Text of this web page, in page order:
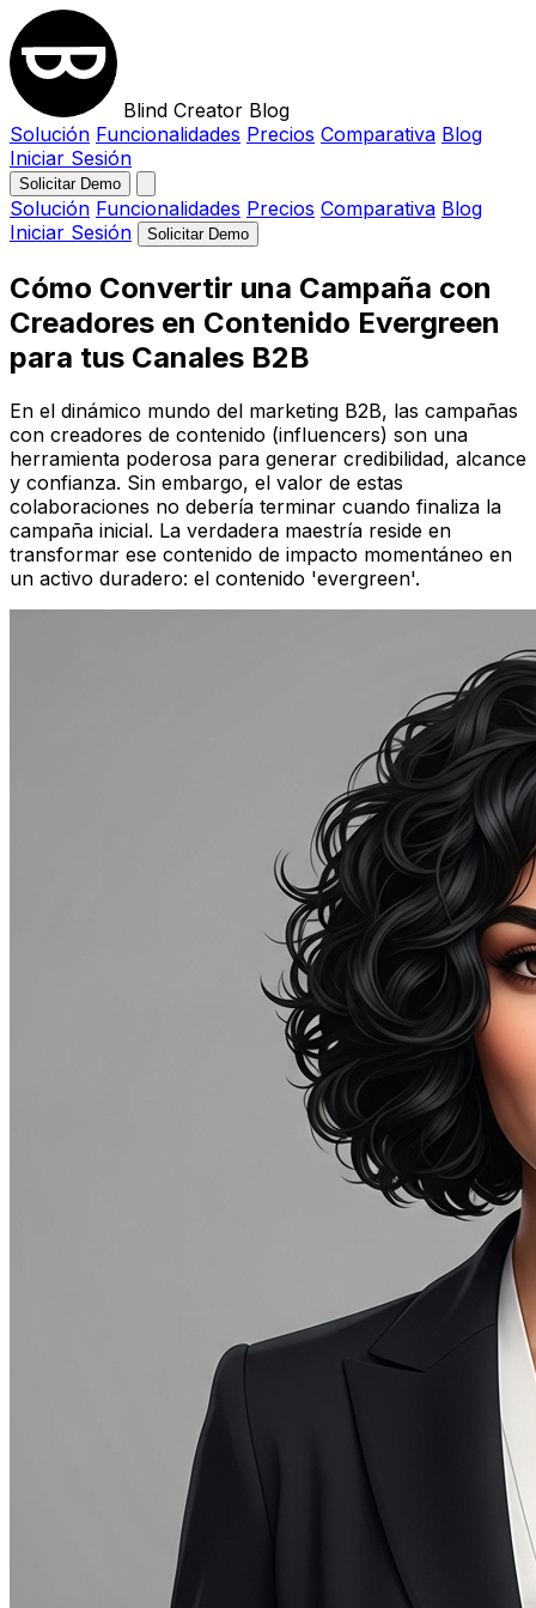
Blind Creator Blog
Solución Funcionalidades Precios Comparativa Blog
Iniciar Sesión
Solicitar Demo
Solución Funcionalidades Precios Comparativa Blog
Iniciar Sesión
Solicitar Demo
Cómo Convertir una Campaña con
Creadores en Contenido Evergreen
para tus Canales B2B
En el dinámico mundo del marketing B2B, las campañas
con creadores de contenido (influencers) son una
herramienta poderosa para generar credibilidad, alcance
y confianza. Sin embargo, el valor de estas
colaboraciones no debería terminar cuando finaliza la
campaña inicial. La verdadera maestría reside en
transformar ese contenido de impacto momentáneo en
un activo duradero: el contenido 'evergreen'.